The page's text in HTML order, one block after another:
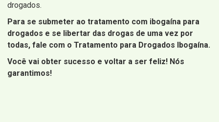
drogados.
Para se submeter ao tratamento com ibogaína para
drogados e se libertar das drogas de uma vez por
todas, fale com o Tratamento para Drogados Ibogaína.
Você vai obter sucesso e voltar a ser feliz! Nós
garantimos!